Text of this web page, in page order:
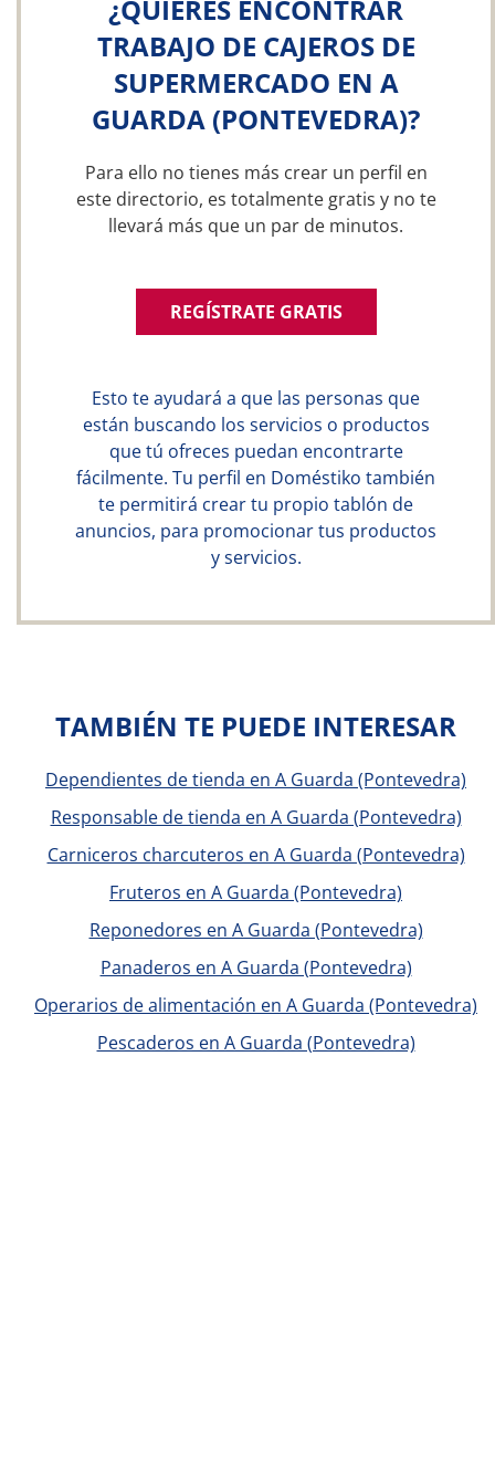
¿QUIERES ENCONTRAR
TRABAJO DE CAJEROS DE
SUPERMERCADO EN A
GUARDA (PONTEVEDRA)?
Para ello no tienes más crear un perfil en
este directorio, es totalmente gratis y no te
llevará más que un par de minutos.
REGÍSTRATE GRATIS
Esto te ayudará a que las personas que
están buscando los servicios o productos
que tú ofreces puedan encontrarte
fácilmente. Tu perfil en Doméstiko también
te permitirá crear tu propio tablón de
anuncios, para promocionar tus productos
y servicios.
TAMBIÉN TE PUEDE INTERESAR
Dependientes de tienda en A Guarda (Pontevedra)
Responsable de tienda en A Guarda (Pontevedra)
Carniceros charcuteros en A Guarda (Pontevedra)
Fruteros en A Guarda (Pontevedra)
Reponedores en A Guarda (Pontevedra)
Panaderos en A Guarda (Pontevedra)
Operarios de alimentación en A Guarda (Pontevedra)
Pescaderos en A Guarda (Pontevedra)